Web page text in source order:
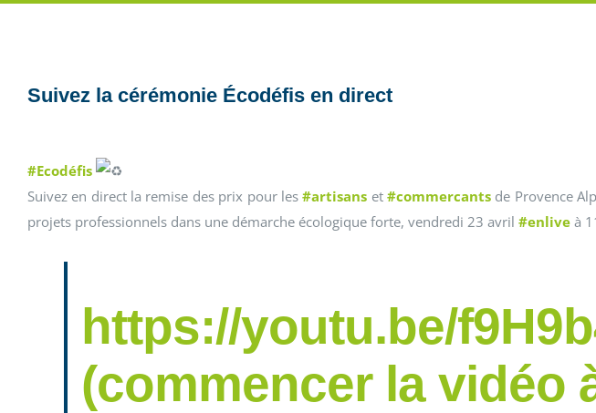
Suivez la cérémonie Écodéfis en direct
#Ecodéfis
Suivez en direct la remise des prix pour les#artisans et#commercants de Provence
projets professionnels dans une démarche écologique forte, vendredi 23 avril #enlive à
https://youtu.be/
(commencer la vidéo